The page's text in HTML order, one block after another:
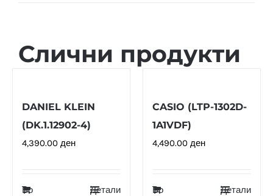
Слични продукти
DANIEL KLEIN
(DK.1.12902-4)
4,390.00 ден
Во
Детали
CASIO (LTP-1302D-
1A1VDF)
4,490.00 ден
Во
Детали